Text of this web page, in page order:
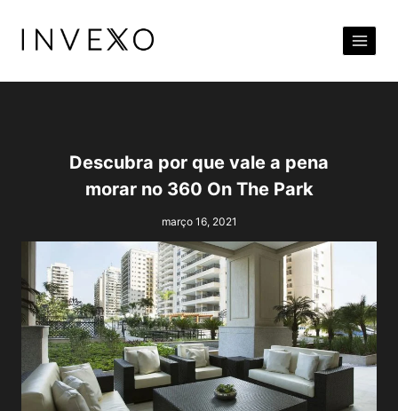
para
Conteúdo
Descubra por que vale a pena
morar no 360 On The Park
março 16, 2021